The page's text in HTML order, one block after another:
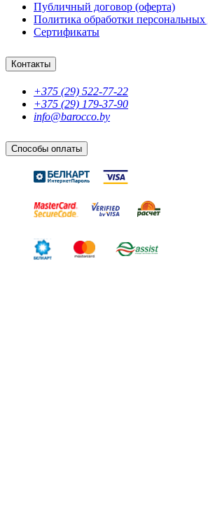
Публичный договор (оферта)
Политика обработки
Сертификаты
Контакты
+375 (29) 522-77-22
+375 (29) 179-37-90
info@barocco.by
Способы оплаты